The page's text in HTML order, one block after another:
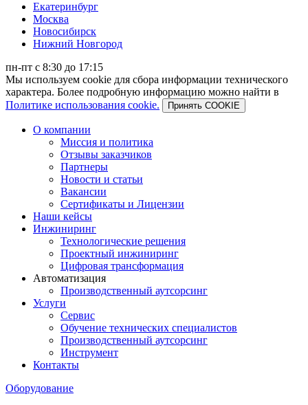
Екатеринбург
Москва
Новосибирск
Нижний Новгород
пн-пт с 8:30 до 17:15
Мы используем cookie для сбора информации технического
характера. Более подробную информацию можно найти в
Политике использования cookie.
Принять COOKIE
О компании
Миссия и политика
Отзывы заказчиков
Партнеры
Новости и статьи
Вакансии
Сертификаты и Лицензии
Наши кейсы
Инжиниринг
Технологические решения
Проектный инжиниринг
Цифровая трансформация
Автоматизация
Производственный аутсорсинг
Услуги
Сервис
Обучение технических специалистов
Производственный аутсорсинг
Инструмент
Контакты
Оборудование